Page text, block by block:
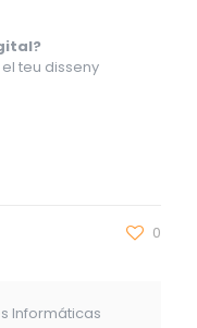
teu disseny
0
Informáticas